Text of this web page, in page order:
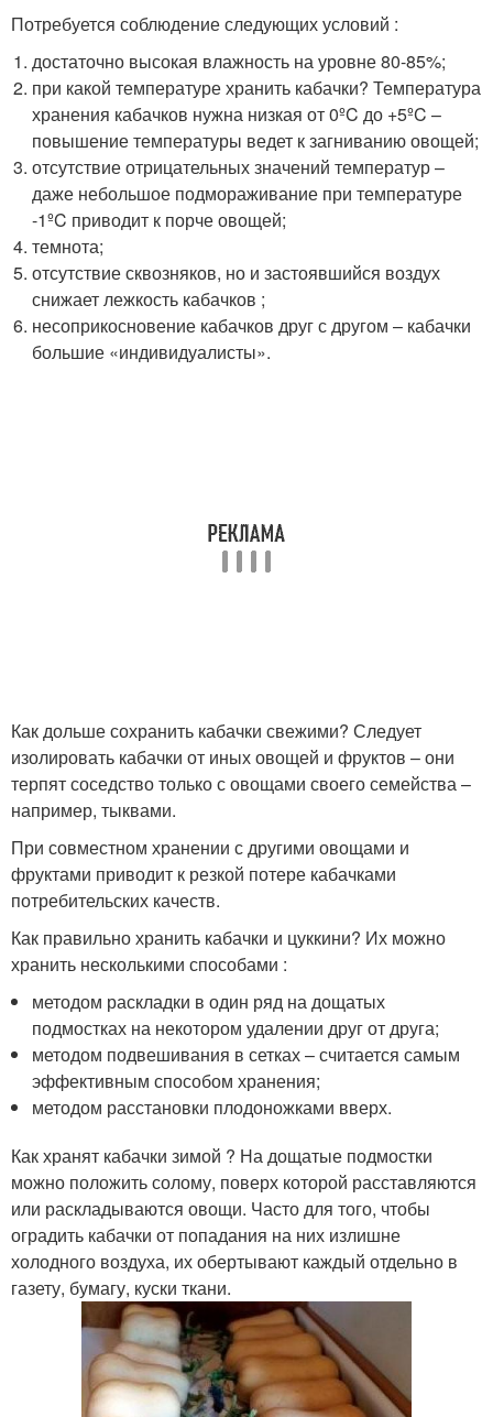
Потребуется соблюдение следующих условий :
достаточно высокая влажность на уровне 80-85%;
при какой температуре хранить кабачки? Температура
хранения кабачков нужна низкая от 0ºC до +5ºC –
повышение температуры ведет к загниванию овощей;
отсутствие отрицательных значений температур –
даже небольшое подмораживание при температуре
-1ºC приводит к порче овощей;
темнота;
отсутствие сквозняков, но и застоявшийся воздух
снижает лежкость кабачков ;
несоприкосновение кабачков друг с другом – кабачки
большие «индивидуалисты».
Как дольше сохранить кабачки свежими? Следует
изолировать кабачки от иных овощей и фруктов – они
терпят соседство только с овощами своего семейства –
например, тыквами.
При совместном хранении с другими овощами и
фруктами приводит к резкой потере кабачками
потребительских качеств.
Как правильно хранить кабачки и цуккини? Их можно
хранить несколькими способами :
методом раскладки в один ряд на дощатых
подмостках на некотором удалении друг от друга;
методом подвешивания в сетках – считается самым
эффективным способом хранения;
методом расстановки плодоножками вверх.
Как хранят кабачки зимой ? На дощатые подмостки
можно положить солому, поверх которой расставляются
или раскладываются овощи. Часто для того, чтобы
оградить кабачки от попадания на них излишне
холодного воздуха, их обертывают каждый отдельно в
газету, бумагу, куски ткани.